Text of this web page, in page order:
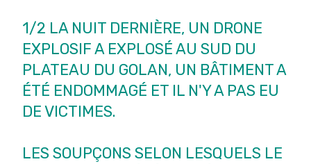
1/2 LA NUIT DERNIÈRE, UN DRONE
EXPLOSIF A EXPLOSÉ AU SUD DU
PLATEAU DU GOLAN, UN BÂTIMENT A
ÉTÉ ENDOMMAGÉ ET IL N'Y A PAS EU
DE VICTIMES.
LES SOUPÇONS SELON LESQUELS LE